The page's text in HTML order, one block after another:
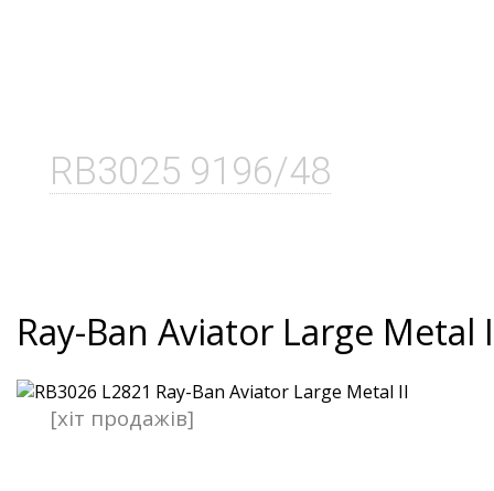
RB3025 9196/48
Ray-Ban Aviator Large Metal
[хіт продажів]